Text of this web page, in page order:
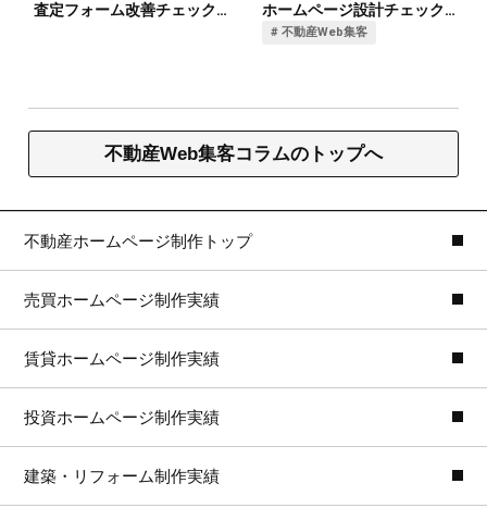
不動産Web集客コラムのトップへ
不動産ホームページ制作トップ
売買ホームページ制作実績
賃貸ホームページ制作実績
投資ホームページ制作実績
建築・リフォーム制作実績